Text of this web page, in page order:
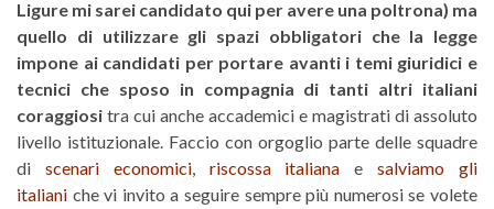
Ligure mi sarei candidato qui per avere una poltrona) ma
quello di utilizzare gli spazi obbligatori che la legge
impone ai candidati per portare avanti i temi giuridici e
tecnici che sposo in compagnia di tanti altri italiani
coraggiosi tra cui anche accademici e magistrati di assoluto
livello istituzionale. Faccio con orgoglio parte delle squadre
di scenari economici, riscossa italiana esalviamo gli
italiani che vi invito a seguire sempre più numerosi se volete